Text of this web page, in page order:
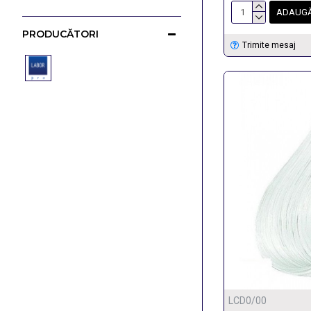
PRODUCĂTORI
Trimite mesaj
LCD0/00